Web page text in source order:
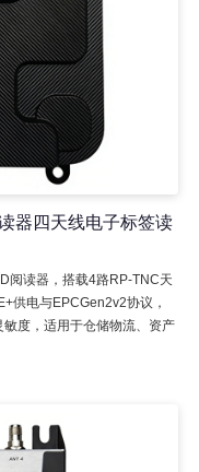
器四天线电子标签读
阅读器，搭载4路RP-TNC天
供电与EPCGen2v2协议，
度，适用于仓储物流、资产